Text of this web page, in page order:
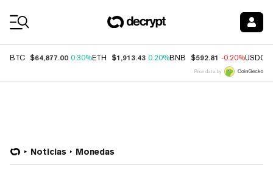
BTC $64,877.00 0.30%ETH $1,913.43 0.20%BNB $592.81 -0.20%USDC
Price data by
Noticias Monedas